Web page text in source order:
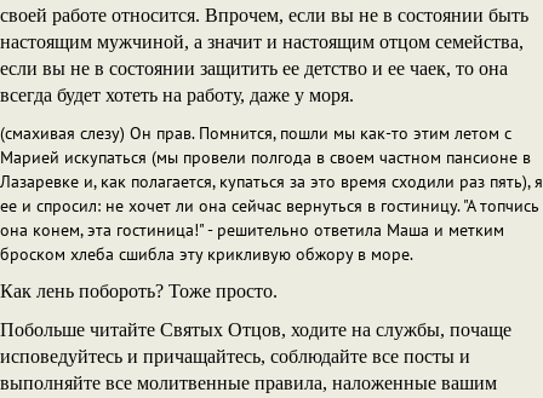
своей работе относится. Впрочем, если вы не в состоянии быть
настоящим мужчиной, а значит и настоящим отцом семейства,
если вы не в состоянии защитить ее детство и ее чаек, то она
всегда будет хотеть на работу, даже у моря.
(смахивая слезу) Он прав. Помнится, пошли мы как-то этим летом с
Марией искупаться (мы провели полгода в своем частном пансионе в
Лазаревке и, как полагается, купаться за это время сходили раз пять), я
ее и спросил: не хочет ли она сейчас вернуться в гостиницу. "А топчись
она конем, эта гостиница!" - решительно ответила Маша и метким
броском хлеба сшибла эту крикливую обжору в море.
Как лень побороть? Тоже просто.
Побольше читайте Святых Отцов, ходите на службы, почаще
исповедуйтесь и причащайтесь, соблюдайте все посты и
выполняйте все молитвенные правила, наложенные вашим